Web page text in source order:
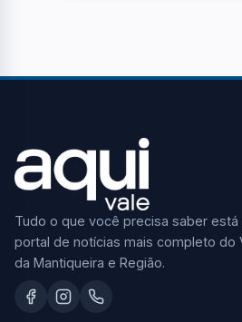
Tudo o que você precisa saber está
portal de notícias mais completo do
da Mantiqueira e Região.